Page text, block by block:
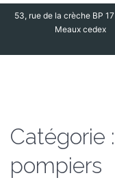
53, rue de la crèche BP 17
Meaux cedex
Catégorie :
pompiers